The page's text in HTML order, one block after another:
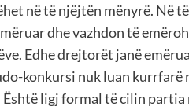
në të njëjtën mënyrë. Në
dhe vazhdon të
Edhe drejtorët janë
konkursi nuk luan
ligj formal të cilin